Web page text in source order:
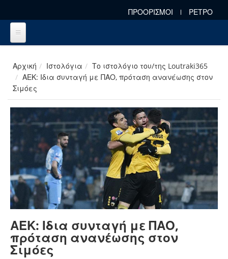
ΠΡΟΟΡΙΣΜΟΙ ΡΕΤΡΟ
Αρχική Ιστολόγια
Το ιστολόγιο του/της Loutraki365
ΑΕΚ: Ιδια συνταγή με ΠΑΟ, πρόταση ανανέωσης στον
Σιμόες
ΑΕΚ: Ιδια συνταγή με ΠΑΟ,
πρόταση ανανέωσης στον
Σιμόες